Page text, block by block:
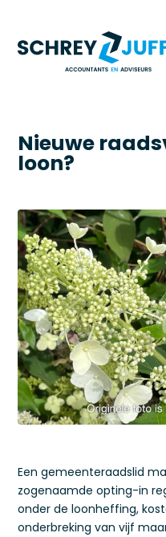
Nieuwe
loon?
Een gemeenteraadslid
zogenaamde opting-in
onder de loonheffing,
onderbreking van vijf